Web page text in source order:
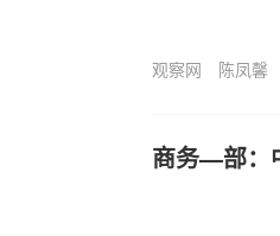
观察网 陈凤馨
商务—部：